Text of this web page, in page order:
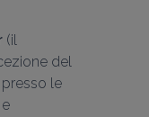
(il
del
le